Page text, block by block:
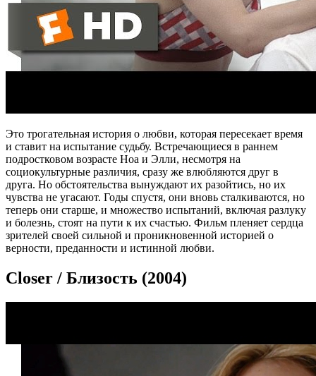
Это трогательная история о любви, которая пересекает время
и ставит на испытание судьбу. Встречающиеся в раннем
подростковом возрасте Ноа и Элли, несмотря на
социокультурные различия, сразу же влюбляются друг в
друга. Но обстоятельства вынуждают их разойтись, но их
чувства не угасают. Годы спустя, они вновь сталкиваются, но
теперь они старше, и множество испытаний, включая разлуку
и болезнь, стоят на пути к их счастью. Фильм пленяет сердца
зрителей своей сильной и проникновенной историей о
верности, преданности и истинной любви.
Closer / Близость (2004)